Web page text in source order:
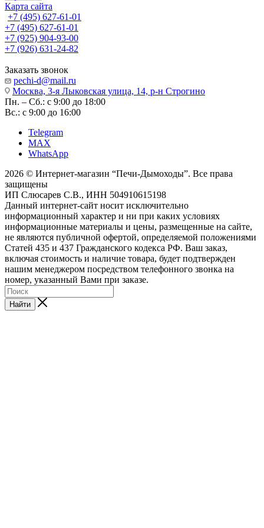
Карта сайта
+7 (495) 627-61-01
+7 (495) 627-61-01
+7 (925) 904-93-00
+7 (926) 631-24-82
Заказать звонок
pechi-d@mail.ru
Москва, 3-я Лыковская улица, 14, р-н Строгино
Пн. – Сб.: с 9:00 до 18:00
Вс.: с 9:00 до 16:00
Telegram
MAX
WhatsApp
2026 © Интернет-магазин “Печи-Дымоходы”. Все права
защищены
ИП Слюсарев С.В., ИНН 504910615198
Данный интернет-сайт носит исключительно
информационный характер и ни при каких условиях
информационные материалы и цены, размещенные на сайте,
не являются публичной офертой, определяемой положениями
Статей 435 и 437 Гражданского кодекса РФ. Ваш заказ,
включая стоимость и наличие товара, будет подтвержден
нашим менеджером посредством телефонного звонка на
номер, указанный Вами при заказе.
Найти